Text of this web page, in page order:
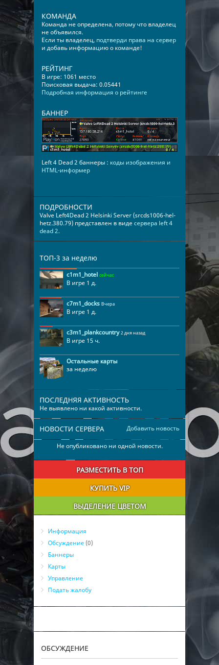
КОМАНДА
Команда не определена, потому что владелец
не объявился.
Если ты владелец, подтверди права на сервер
и добавь информацию о команде!
РЕЙТИНГ
В игре: 1061 место
Поисковая выдача: 0.05441
Подробная информация о рейтинге
БАННЕР
Left 4 Dead 2 баннеры : коды изображения и
HTML-информер
ПОДРОБНОСТИ
Valve Left4Dead 2 Helsinki Server (srcds1006-hel-
hetz.380.79) представлен в видесервера left 4
dead 2.
ТОП-3 за неделю
c1m1_hotel сейчас
В игре 1 д.
c7m1_docks Вчера
В игре 1 д.
c3m1_plankcountry 2 дня назад
В игре 15 ч.
Остальные карты
за неделю
ПОСЛЕДНЯЯ АКТИВНОСТЬ
Не выявлено ни какой активности.
Добавить новость
НОВОСТИ СЕРВЕРА
Не опубликовано ни одной новости.
РАЗМЕСТИТЬ В ТОП
КУПИТЬ VIP
ВЫДЕЛЕНИЕ ЦВЕТОМ
Информация
Обсуждение (0)
Баннеры
Карты
Управление
Подать жалобу
ОБСУЖДЕНИЕ